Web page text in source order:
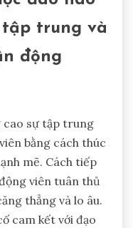
tập trung và
động
sự tập trung
bằng cách thúc
mẽ. Cách tiếp
viên tuân thủ
thẳng và lo âu.
cam kết với đạo